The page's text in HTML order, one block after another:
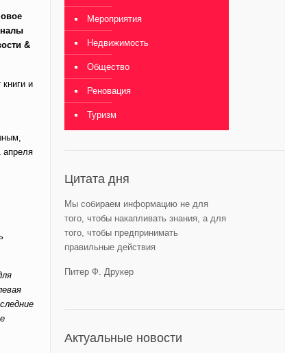
&
и
апреля
Мероприятия
Недвижимость
Общество
Реновация
Туризм
Цитата дня
Мы собираем информацию не для
того, чтобы накапливать знания, а для
того, чтобы предпринимать
правильные действия
Питер Ф. Друкер
Актуальные новости